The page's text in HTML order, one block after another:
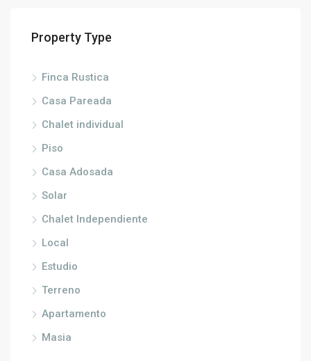
Property Type
Finca Rustica
Casa Pareada
Chalet individual
Piso
Casa Adosada
Solar
Chalet Independiente
Local
Estudio
Terreno
Apartamento
Masia